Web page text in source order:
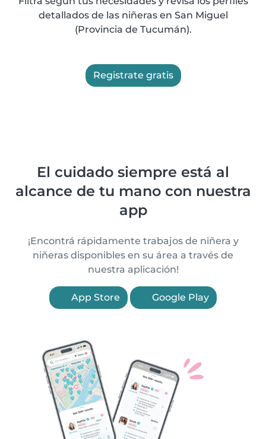
detallados de las niñeras en San Miguel
(Provincia de Tucumán).
Registrate gratis
El cuidado siempre está al
alcance de tu mano con nuestra
app
¡Encontrá rápidamente trabajos de niñera y
niñeras disponibles en su área a través de
nuestra aplicación!
App Store Google Play